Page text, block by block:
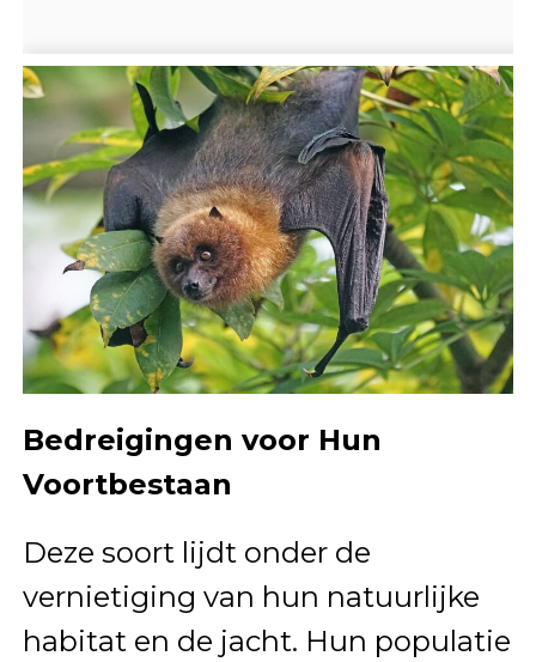
Bedreigingen voor Hun
Voortbestaan
Deze soort lijdt onder de
vernietiging van hun natuurlijke
habitat en de jacht. Hun populatie